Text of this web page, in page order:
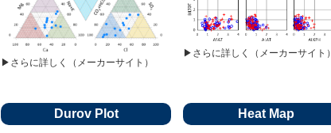
▶︎さらに詳しく（メーカーサイト）
▶︎さらに詳しく（メーカーサイト）
Durov Plot Heat Map